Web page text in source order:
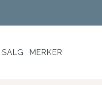
SALG MERKER